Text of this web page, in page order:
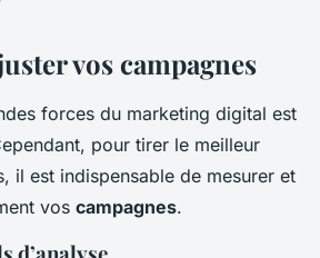
vos campagnes
forces du marketing digital est
pour tirer le meilleur
il est indispensable de mesurer et
vos campagnes.